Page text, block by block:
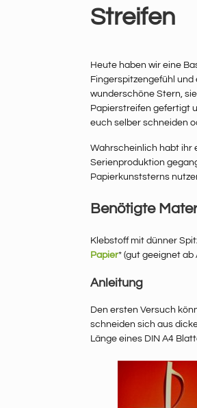
Streifen
Heute haben wir eine
Fingerspitzengefühl
wunderschöne Stern,
Papierstreifen gefertigt
euch selber schneiden
Wahrscheinlich habt ihr
Serienproduktion
Papierkunststerns
Benötigte
Klebstoff mit dünner
Papier* (gut geeignet ab
Anleitung
Den ersten Versuch
schneiden sich aus
Länge eines DIN A4